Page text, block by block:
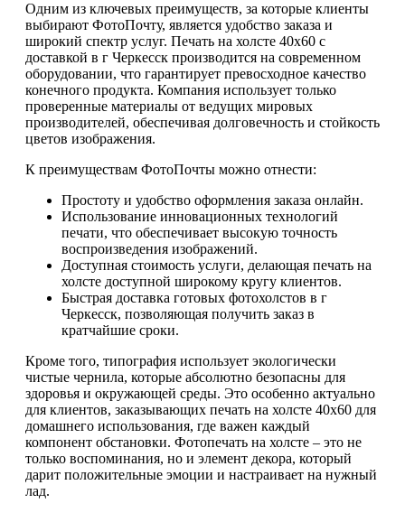
Одним из ключевых преимуществ, за которые клиенты
выбирают ФотоПочту, является удобство заказа и
широкий спектр услуг. Печать на холсте 40х60 с
доставкой в г Черкесск производится на современном
оборудовании, что гарантирует превосходное качество
конечного продукта. Компания использует только
проверенные материалы от ведущих мировых
производителей, обеспечивая долговечность и стойкость
цветов изображения.
К преимуществам ФотоПочты можно отнести:
Простоту и удобство оформления заказа онлайн.
Использование инновационных технологий
печати, что обеспечивает высокую точность
воспроизведения изображений.
Доступная стоимость услуги, делающая печать на
холсте доступной широкому кругу клиентов.
Быстрая доставка готовых фотохолстов в г
Черкесск, позволяющая получить заказ в
кратчайшие сроки.
Кроме того, типография использует экологически
чистые чернила, которые абсолютно безопасны для
здоровья и окружающей среды. Это особенно актуально
для клиентов, заказывающих печать на холсте 40х60 для
домашнего использования, где важен каждый
компонент обстановки. Фотопечать на холсте – это не
только воспоминания, но и элемент декора, который
дарит положительные эмоции и настраивает на нужный
лад.